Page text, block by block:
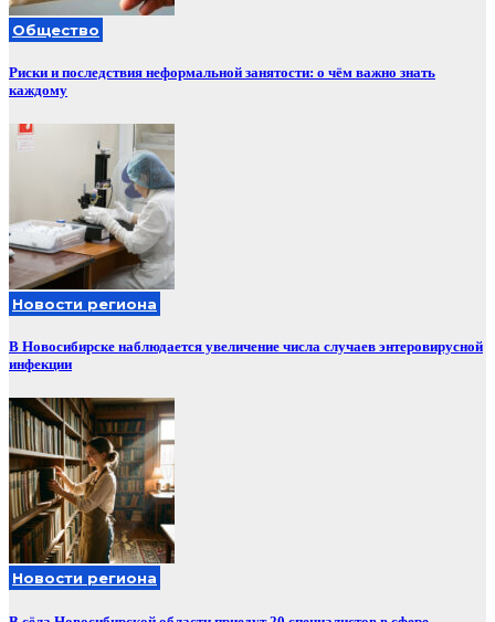
Общество
Риски и последствия неформальной занятости: о чём важно знать
каждому
Новости региона
В Новосибирске наблюдается увеличение числа случаев энтеровирусной
инфекции
Новости региона